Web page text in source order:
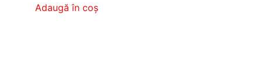
Adaugă în coș